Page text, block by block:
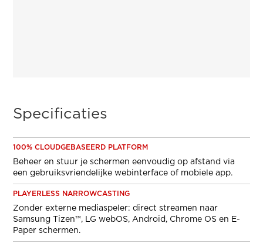
Specificaties
100% CLOUDGEBASEERD PLATFORM
Beheer en stuur je schermen eenvoudig op afstand via
een gebruiksvriendelijke webinterface of mobiele app.
PLAYERLESS NARROWCASTING
Zonder externe mediaspeler: direct streamen naar
Samsung Tizen™, LG webOS, Android, Chrome OS en E-
Paper schermen.